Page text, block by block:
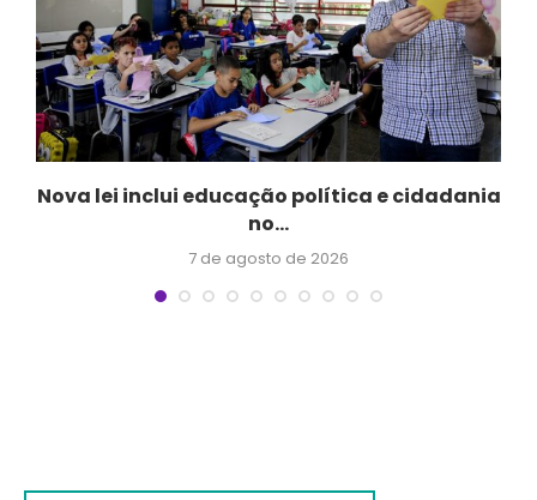
Nova lei inclui educação política e cidadania
no...
7 de agosto de 2026